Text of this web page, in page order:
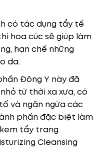
có tác dụng tẩy tế
hoa cúc sẽ giúp làm
hạn chế những
da.
Đông Y này đã
từ thời xa xưa, có
và ngăn ngừa các
phần đặc biệt làm
tẩy trang
Cleansing